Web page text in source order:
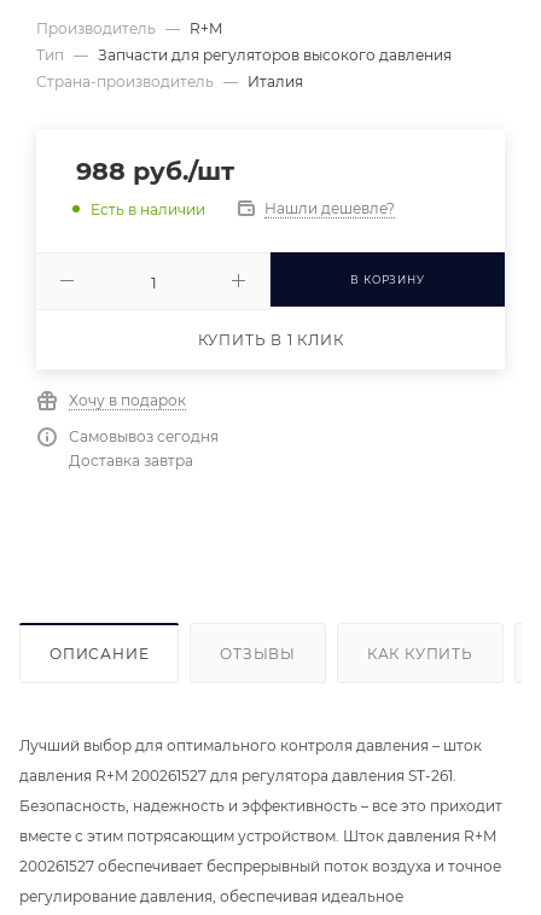
Производитель — R+M
Тип — Запчасти для регуляторов высокого давления
Страна-производитель — Италия
988 руб./шт
Есть в наличии Нашли дешевле?
В КОРЗИНУ
КУПИТЬ В 1 КЛИК
Хочу в подарок
Самовывоз сегодня
Доставка завтра
ОПИСАНИЕ ОТЗЫВЫ КАК КУПИТЬ
Лучший выбор для оптимального контроля давления – шток
давления R+M 200261527 для регулятора давления ST-261.
Безопасность, надежность и эффективность – все это приходит
вместе с этим потрясающим устройством. Шток давления R+M
200261527 обеспечивает беспрерывный поток воздуха и точное
регулирование давления, обеспечивая идеальное